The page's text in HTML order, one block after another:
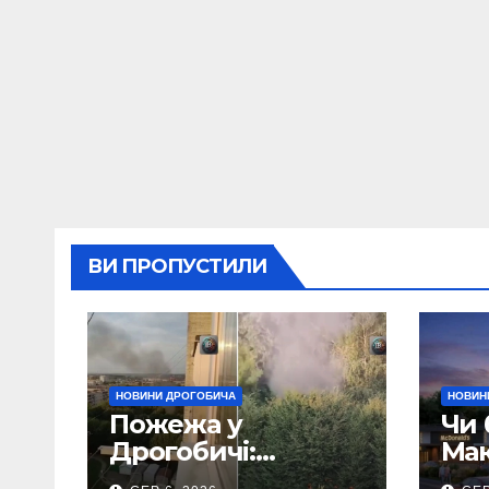
ВИ ПРОПУСТИЛИ
НОВИНИ ДРОГОБИЧА
Пожежа у
Дрогобичі:
Повідомляють що
Чи